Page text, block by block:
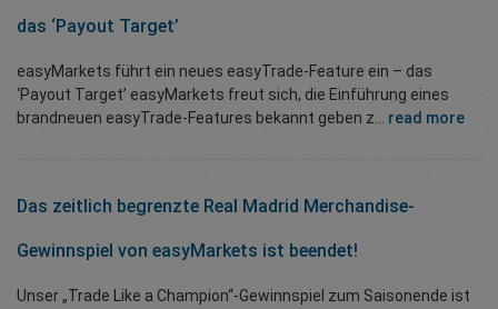
das ‘Payout Target’
easyMarkets führt ein neues easyTrade-Feature ein – das
‘Payout Target’ easyMarkets freut sich, die Einführung eines
brandneuen easyTrade-Features bekannt geben z... read more
Das zeitlich begrenzte Real Madrid Merchandise-
Gewinnspiel von easyMarkets ist beendet!
Unser „Trade Like a Champion“-Gewinnspiel zum Saisonende ist